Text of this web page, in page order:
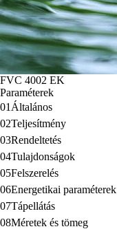
FVC 4002 EK
Paraméterek
01 Általános
02Teljesítmény
03Rendeltetés
04Tulajdonságok
05Felszerelés
06Energetikai paraméterek
07Tápellátás
08Méretek és tömeg